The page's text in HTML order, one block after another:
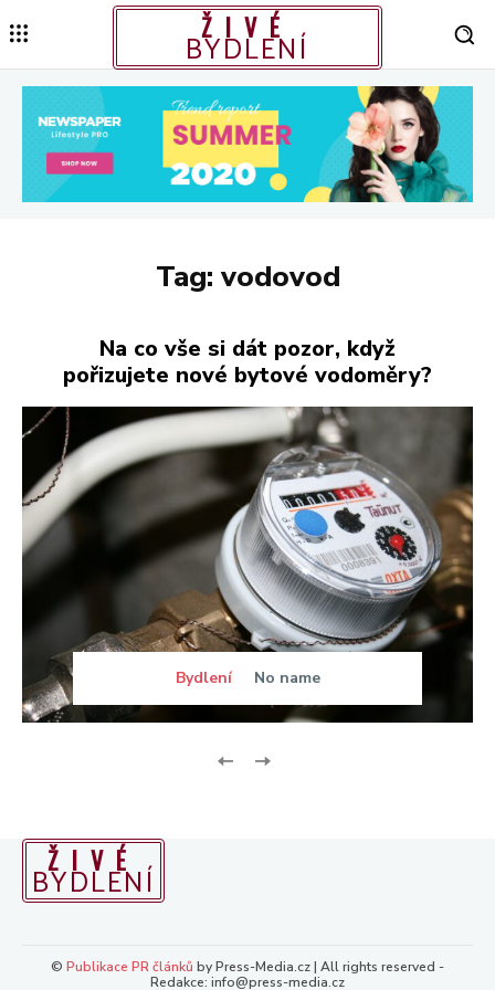
ŽIVÉ
BYDLENÍ
Tag: vodovod
Na co vše si dát pozor, když
pořizujete nové bytové vodoměry?
Bydlení No name
ŽIVÉ
BYDLENÍ
© Publikace PR článků by Press-Media.cz | All rights reserved -
Redakce: info@press-media.cz